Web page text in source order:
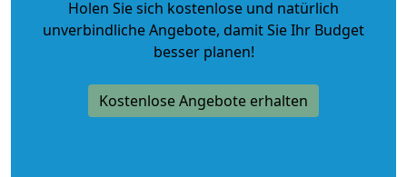
Holen Sie sich kostenlose und natürlich
unverbindliche Angebote, damit Sie Ihr Budget
besser planen!
Kostenlose Angebote erhalten